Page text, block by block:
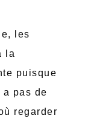
les
la
puisque
a pas de
regarder